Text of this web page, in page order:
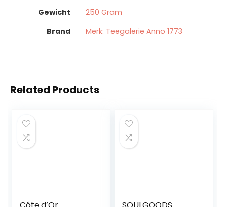
Gewicht
‎250 Gram
Brand
Merk: Teegalerie Anno 1773
Related Products